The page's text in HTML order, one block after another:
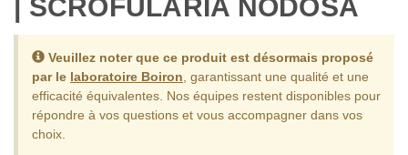
| SCROFULARIA NODOSA
Veuillez noter que ce produit est désormais proposé
par le laboratoire Boiron , garantissant une qualité et une
efficacité équivalentes. Nos équipes restent disponibles pour
répondre à vos questions et vous accompagner dans vos
choix.